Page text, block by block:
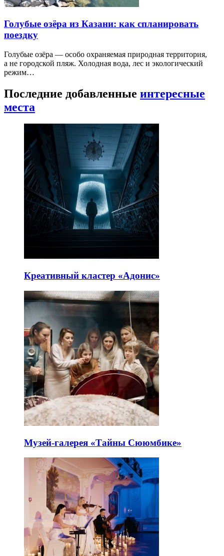
Голубые озёра из Казани: как спланировать
поездку
Голубые озёра — особо охраняемая природная территория,
а не городской пляж. Холодная вода, лес и экологический
режим…
Последние добавленные интересные
места
Креативный кластер «Адонис»
Музей-галерея «Тайны Сююмбике»